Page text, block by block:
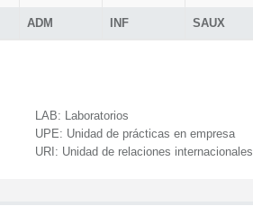
ADM INF SAUX
LAB: Laboratorios
UPE: Unidad de prácticas en empresa
URI: Unidad de relaciones internacionales